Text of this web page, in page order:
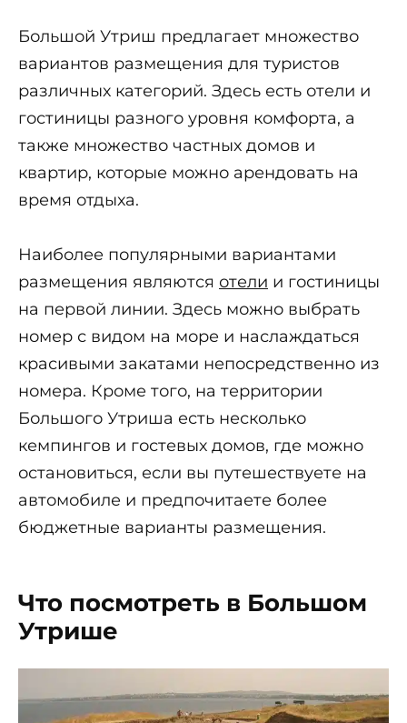
Большой Утриш предлагает множество
вариантов размещения для туристов
различных категорий. Здесь есть отели и
гостиницы разного уровня комфорта, а
также множество частных домов и
квартир, которые можно арендовать на
время отдыха.
Наиболее популярными вариантами
размещения являются отели и гостиницы
на первой линии. Здесь можно выбрать
номер с видом на море и наслаждаться
красивыми закатами непосредственно из
номера. Кроме того, на территории
Большого Утриша есть несколько
кемпингов и гостевых домов, где можно
остановиться, если вы путешествуете на
автомобиле и предпочитаете более
бюджетные варианты размещения.
Что посмотреть в Большом
Утрише